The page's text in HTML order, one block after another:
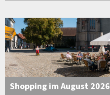
Shopping im August 2026